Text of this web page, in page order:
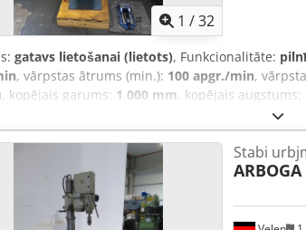
1 /32
gatavs lietošanai (lietots), Funkcionalitāte:
, vārpstas ātrums (min.): 100 apgr./min,
, kopējais garums: 1 000 mm, kopējais augstums:
, Arboga
3 fāžu, 380 voltu, 2 ātrumu motors darbojas
apgriezieni regulējami no 100 līdz 2775 apgr./
Instrumenta izgrūdējs. Iekļauts Röhm
Urbšanas dziļums regulējams. Maks. urbšanas
Krustgalds: 580x250mm Ražots Zviedrijā.
Stabi
ARBOGA